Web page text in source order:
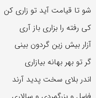
شو تا قیامت آید تو زاری کن
کی رفته را بزاری باز آری
آزار بیش زین گردون بینی
گر تو بهر بهانه بیازاری
اندر بلای سخت پدید آرند